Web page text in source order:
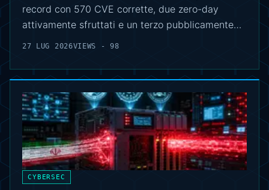
record con 570 CVE corrette, due zero-day
attivamente sfruttati e un terzo pubblicamente…
27 LUG 2026VIEWS - 98
CYBERSEC